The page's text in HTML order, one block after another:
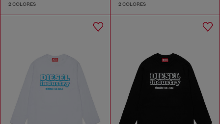
2 COLORES 2 COLORES